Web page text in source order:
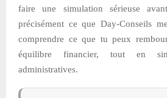
faire une simulation sérieuse
précisément ce que Day-Conseils
comprendre ce que tu peux
équilibre financier, tout en
administratives.